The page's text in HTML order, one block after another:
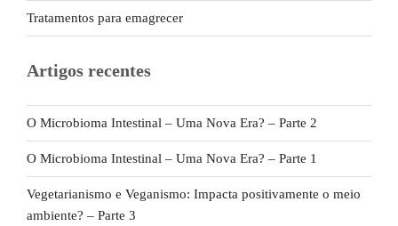
Tratamentos para emagrecer
Artigos recentes
O Microbioma Intestinal – Uma Nova Era? – Parte 2
O Microbioma Intestinal – Uma Nova Era? – Parte 1
Vegetarianismo e Veganismo: Impacta positivamente o meio
ambiente? – Parte 3